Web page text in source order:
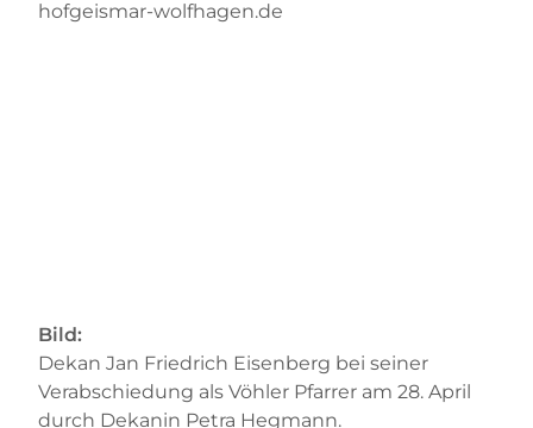
hofgeismar-wolfhagen.de
Bild:
Dekan Jan Friedrich Eisenberg bei seiner
Verabschiedung als Vöhler Pfarrer am 28. April
durch Dekanin Petra Hegmann.